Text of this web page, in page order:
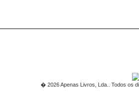
� 2026 Apenas Livros, Lda.. Todos os